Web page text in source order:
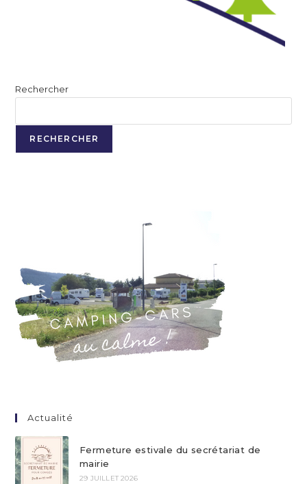
Rechercher
RECHERCHER
Actualité
Fermeture estivale du secrétariat de
mairie
29 JUILLET 2026